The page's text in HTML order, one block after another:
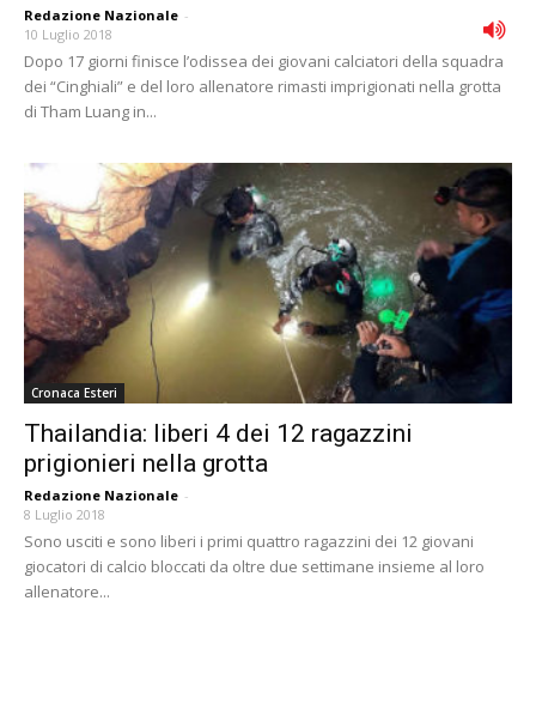
Redazione Nazionale -
10 Luglio 2018
Dopo 17 giorni finisce l’odissea dei giovani calciatori della squadra
dei “Cinghiali” e del loro allenatore rimasti imprigionati nella grotta
di Tham Luang in...
Cronaca Esteri
Thailandia: liberi 4 dei 12 ragazzini
prigionieri nella grotta
Redazione Nazionale -
8 Luglio 2018
Sono usciti e sono liberi i primi quattro ragazzini dei 12 giovani
giocatori di calcio bloccati da oltre due settimane insieme al loro
allenatore...